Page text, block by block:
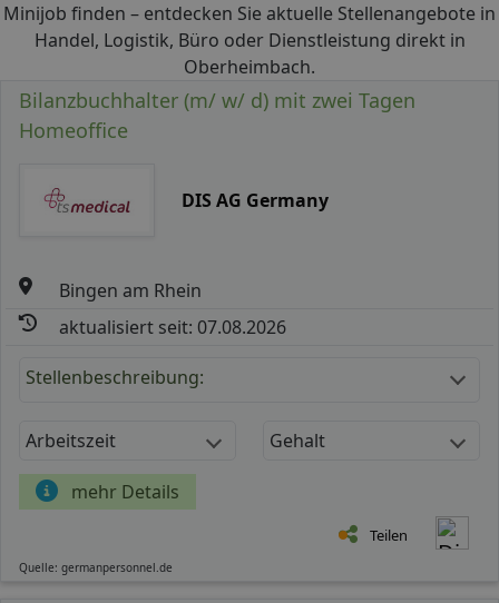
Minijob finden – entdecken Sie aktuelle Stellenangebote in
Handel, Logistik, Büro oder Dienstleistung direkt in
Oberheimbach.
Bilanzbuchhalter (m/ w/ d) mit zwei Tagen
Homeoffice
DIS AG Germany
Bingen am Rhein
aktualisiert seit: 07.08.2026
Stellenbeschreibung:
Arbeitszeit Gehalt
mehr Details
Teilen
Quelle: germanpersonnel.de